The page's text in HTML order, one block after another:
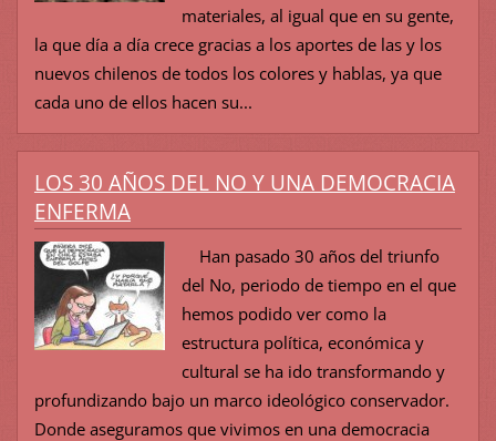
materiales, al igual que en su gente,
la que día a día crece gracias a los aportes de las y los
nuevos chilenos de todos los colores y hablas, ya que
cada uno de ellos hacen su...
LOS 30 AÑOS DEL NO Y UNA DEMOCRACIA
ENFERMA
Han pasado 30 años del triunfo
del No, periodo de tiempo en el que
hemos podido ver como la
estructura política, económica y
cultural se ha ido transformando y
profundizando bajo un marco ideológico conservador.
Donde aseguramos que vivimos en una democracia